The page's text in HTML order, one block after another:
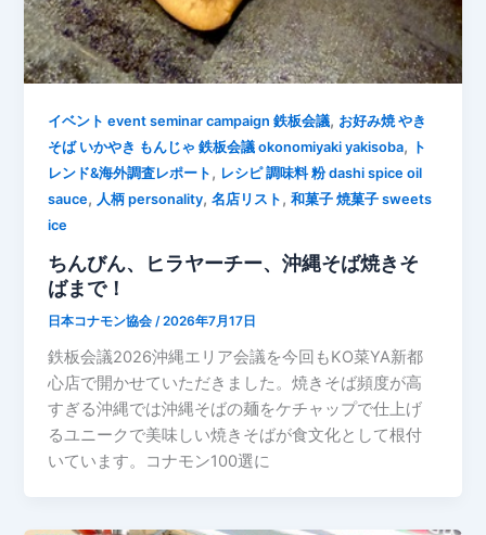
イベント event seminar campaign 鉄板会議, お好み焼 やき
そば いかやき もんじゃ 鉄板会議 okonomiyaki yakisoba,
ト
レンド&海外調査レポート , レシピ 調味料 粉 dashi spice oil
sauce, 人柄 personality,名店リスト ,和菓子 焼菓子 sweets
ice
ちんびん、ヒラヤーチー、沖縄そば焼きそ
ばまで！
日本コナモン協会 /2026年7月17日
鉄板会議2026沖縄エリア会議を今回もKO菜YA新都
心店で開かせていただきました。焼きそば頻度が高
すぎる沖縄では沖縄そばの麺をケチャップで仕上げ
るユニークで美味しい焼きそばが食文化として根付
いています。コナモン100選に